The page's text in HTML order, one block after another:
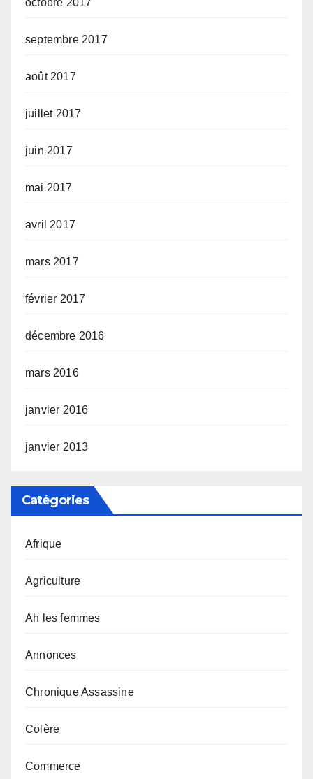
octobre 2017
septembre 2017
août 2017
juillet 2017
juin 2017
mai 2017
avril 2017
mars 2017
février 2017
décembre 2016
mars 2016
janvier 2016
janvier 2013
Catégories
Afrique
Agriculture
Ah les femmes
Annonces
Chronique Assassine
Colère
Commerce